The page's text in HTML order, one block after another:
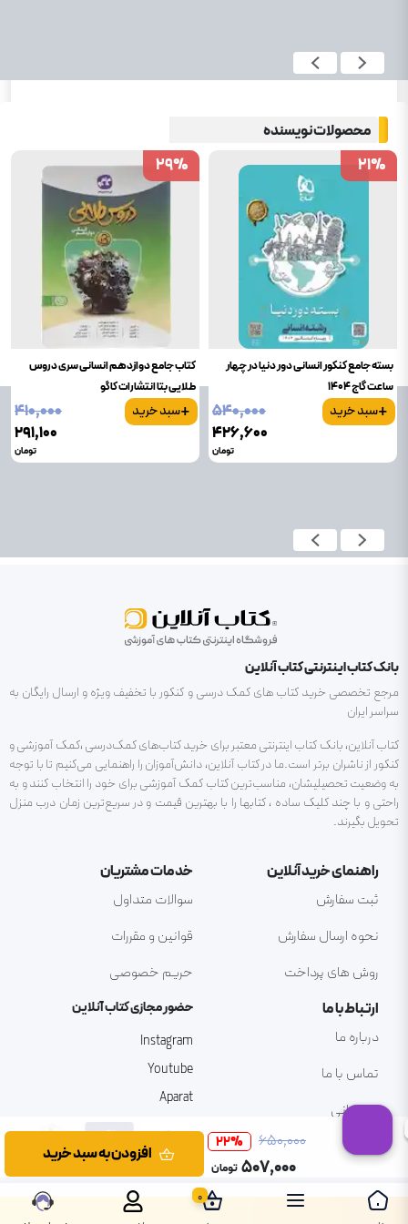
۶۵۰٬۰۰۰ 22%
۵۰۷٬۰۰۰ تومان
افزودن به سبد خرید
محصولات نویسنده
بسته جامع کنکور انسانی دور دنیا در چهار
ساعت گاج 1404
+سبد خرید
۵۴۰٬۰۰۰
۴۲۶٬۶۰۰
تومان
21%
21%
کتاب جامع دوازدهم انسانی سری دروس
طلایی بتا انتشارات کاگو
+سبد خرید
۴۱۰٬۰۰۰
۲۹۱٬۱۰۰
تومان
29%
29%
بانک کتاب اینترنتی کتاب آنلاین
مرجع تخصصی خرید کتاب های کمک درسی و کنکور با تخفیف ویژه و ارسال رایگان به
سراسر ایران
کتاب آنلاین، بانک کتاب اینترنتی معتبر برای خرید کتاب‌های کمک‌درسی ،کمک آموزشی و
کنکور از ناشران برتر است.ما در کتاب آنلاین، دانش‌آموزان را راهنمایی می‌کنیم تا با توجه
به وضعیت تحصیلیشان، مناسب‌ترین کتاب کمک آموزشی برای خود را انتخاب کنند و به
راحتی و با چند کلیک ساده ، کتابها را با بهترین قیمت و در سریع‌ترین زمان درب منزل
تحویل بگیرند.
راهنمای خرید آنلاین
ثبت سفارش
نحوه ارسال سفارش
روش های پرداخت
خدمات مشتریان
سوالات متداول
قوانین و مقررات
حریم خصوصی
ارتباط با ما
درباره ما
تماس با ما
پشتیبانی
حضور مجازی کتاب آنلاین
Instagram
Youtube
Aparat
0